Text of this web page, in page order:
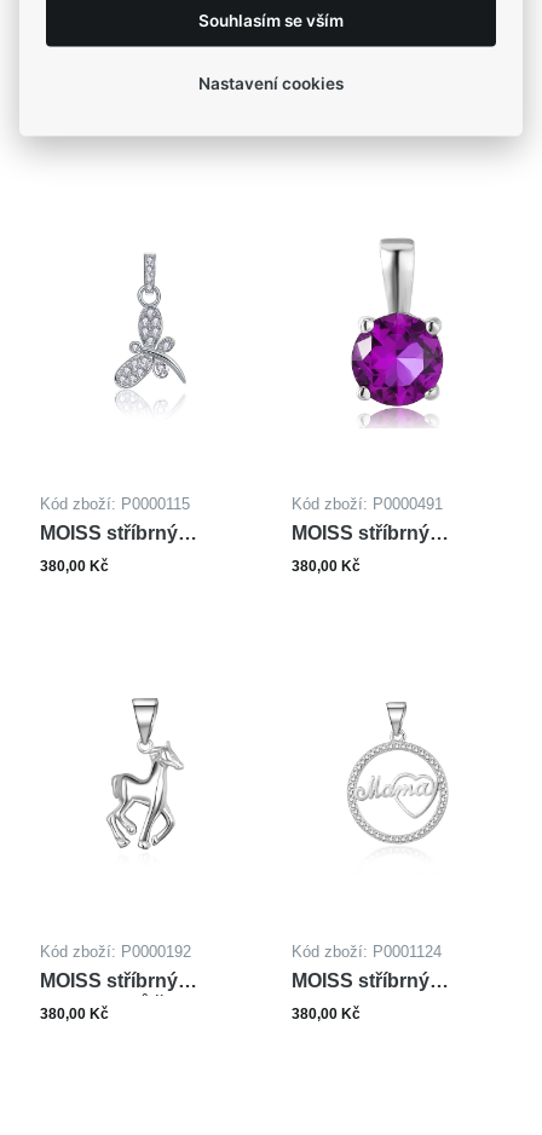
JEDNOROŽEC
MOISS stříbrný
Kód zboží: P0000115
MOISS stříbrný
přívěsek
380,00 Kč
Kód zboží: P0000491
MOISS stříbrný
přívěsek
380,00 Kč
Kód zboží: P0000192
MOISS stříbrný
přívěsek KŮŇ
380,00 Kč
Kód zboží: P0001124
MOISS stříbrný
přívěsek MAMA
380,00 Kč
Souhlasím se vším
Nastavení cookies